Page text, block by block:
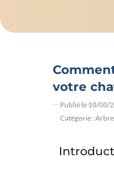
votre
Publié le18/08/
Catégorie :